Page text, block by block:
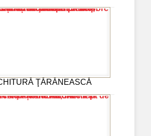
ŢĂRĂNEASCĂ